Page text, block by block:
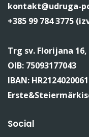
kontakt@udruga-
+385 99 784 3775
Trg sv. Florijana 16,
OIB: 75093177043
IBAN:
Social